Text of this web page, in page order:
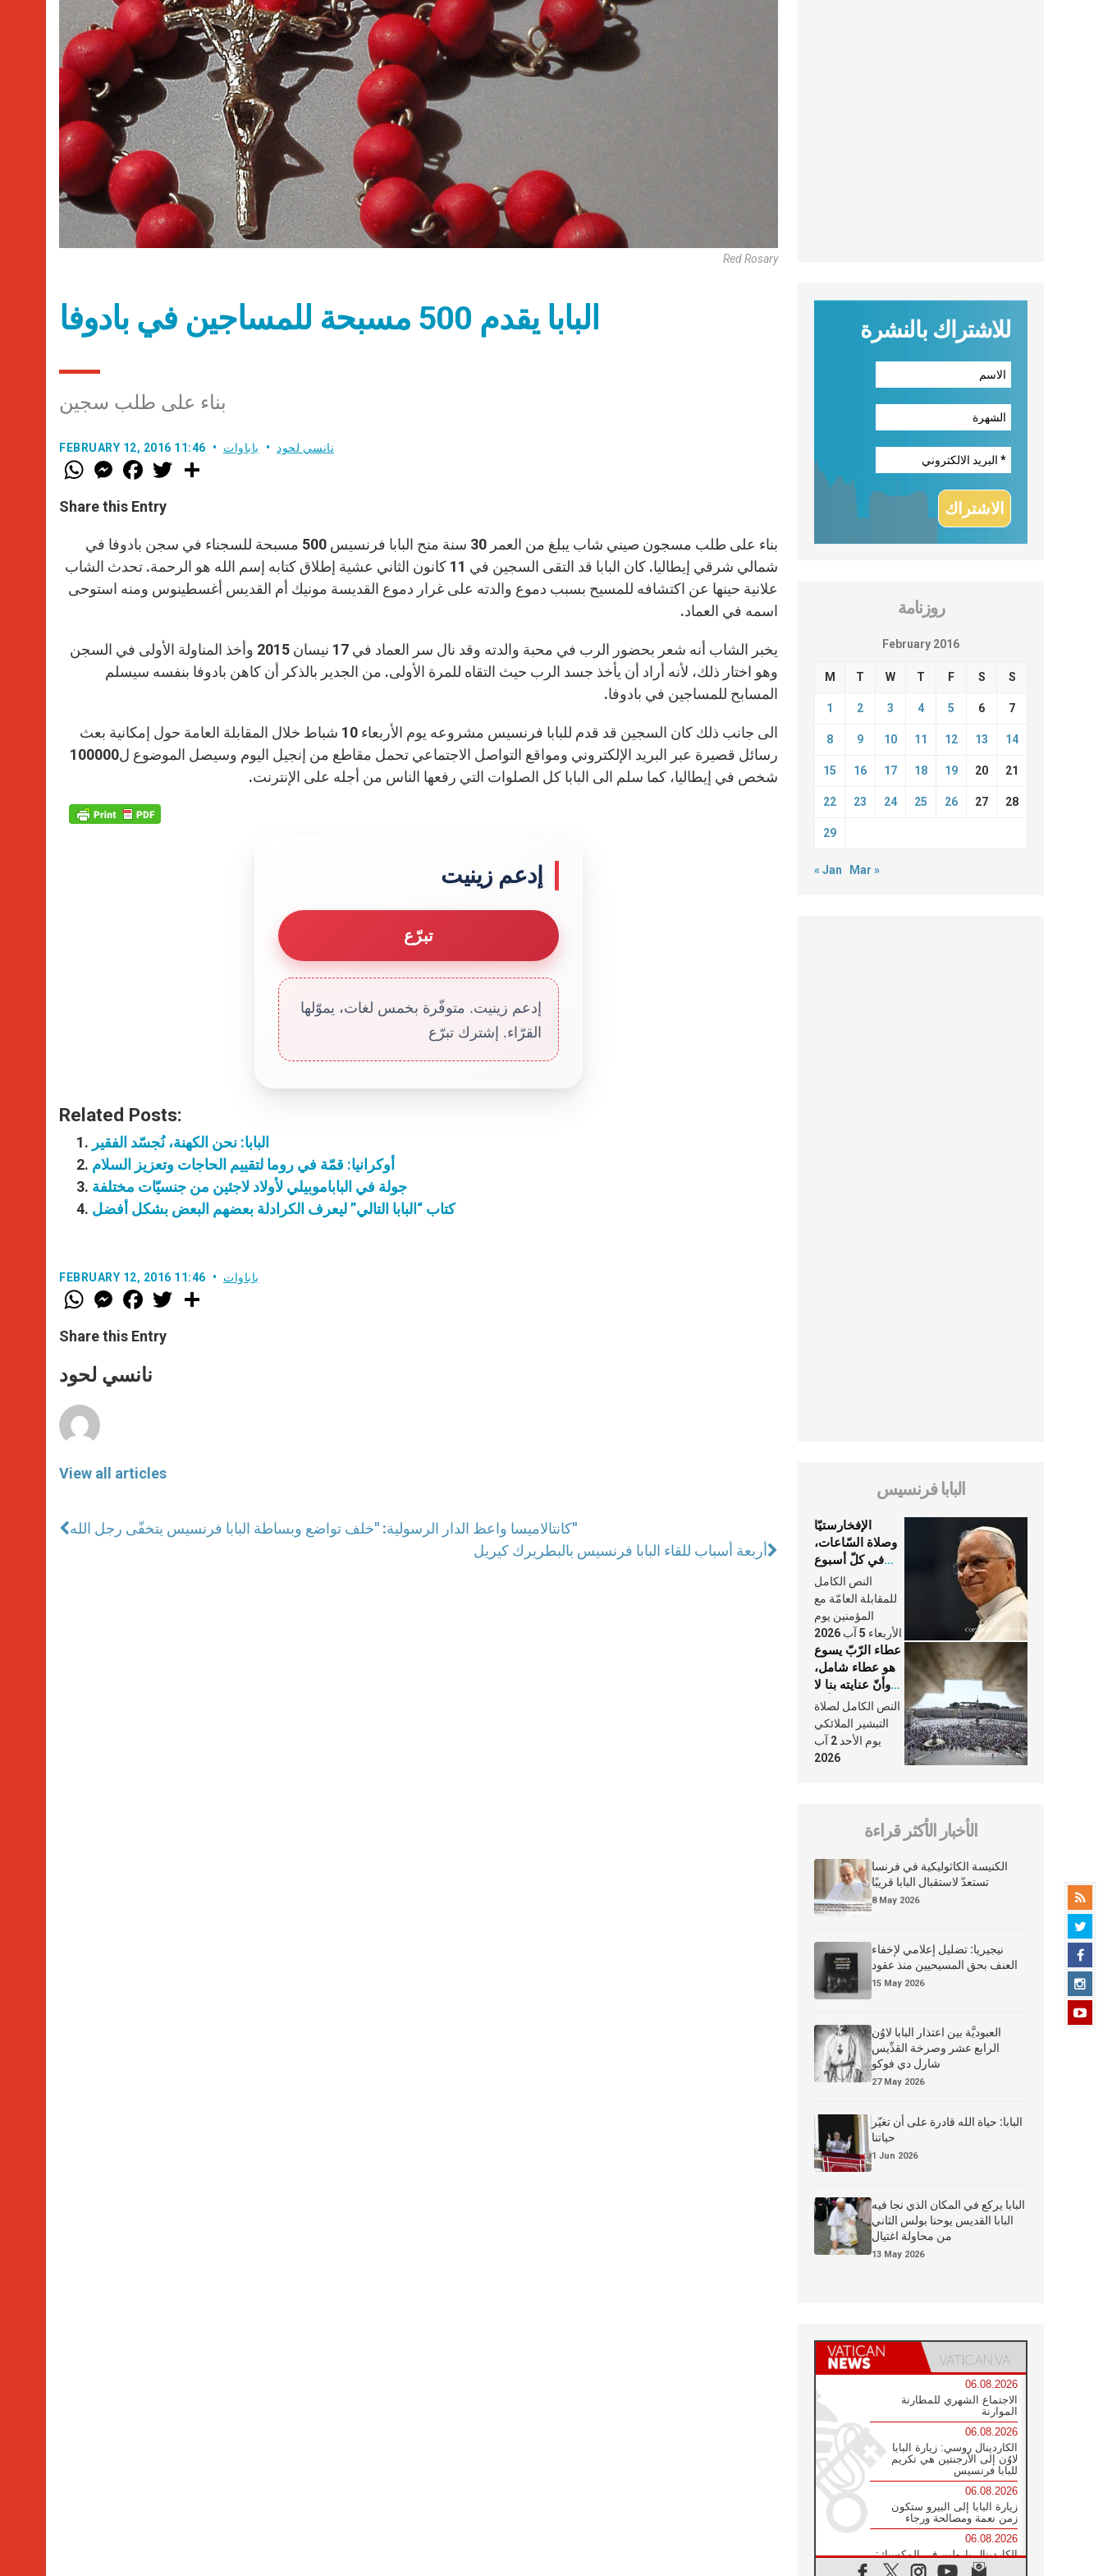
Red Rosary
البابا يقدم 500 مسبحة للمساجين في بادوفا
بناء على طلب سجين
FEBRUARY 12, 2016 11:46 نانسي لحود باباوات
W
h
t
s
p
p
M
e
s
e
g
e
r
F
a
e
b
o
k
w
r
Share this Entry
بناء على طلب مسجون صيني شاب يبلغ من العمر 30 سنة منح البابا فرنسيس 500 مسبحة للسجناء في سجن بادوفا في
شمالي شرقي إيطاليا. كان البابا قد التقى السجين في 11 كانون الثاني عشية إطلاق كتابه إسم الله هو الرحمة. تحدث الشاب
علانية حينها عن اكتشافه للمسيح بسبب دموع والدته على غرار دموع القديسة مونيك أم القديس أغسطينوس ومنه استوحى
اسمه في العماد.
يخبر الشاب أنه شعر بحضور الرب في محبة والدته وقد نال سر العماد في 17 نيسان 2015 وأخذ المناولة الأولى في السجن
وهو اختار ذلك، لأنه أراد أن يأخذ جسد الرب حيث التقاه للمرة الأولى. من الجدير بالذكر أن كاهن بادوفا بنفسه سيسلم
المسابح للمساجين في بادوفا.
الى جانب ذلك كان السجين قد قدم للبابا فرنسيس مشروعه يوم الأربعاء 10 شباط خلال المقابلة العامة حول إمكانية بعث
رسائل قصيرة عبر البريد الإلكتروني ومواقع التواصل الاجتماعي تحمل مقاطع من إنجيل اليوم وسيصل الموضوع ل100000
شخص في إيطاليا، كما سلم الى البابا كل الصلوات التي رفعها الناس من أجله على الإنترنت.
إدعم زينيت
تبرّع
إدعم زينيت. متوفّرة بخمس لغات، يموّلها
القرّاء. إشترك تبرّع
Related Posts:
البابا: نحن الكهنة، نُجسّد الفقير
أوكرانيا: قمّة في روما لتقييم الحاجات وتعزيز السلام
جولة في الباباموبيلي لأولاد لاجئين من جنسيّات مختلفة
كتاب “البابا التالي” ليعرف الكرادلة بعضهم البعض بشكل أفضل
FEBRUARY 12, 2016 11:46 باباوات
W
h
t
s
p
p
M
e
s
e
g
e
F
a
e
b
o
k
w
Share this Entry
نانسي لحود
View all articles
كانتالاميسا واعظ الدار الرسولية: "خلف تواضع وبساطة البابا فرنسيس يتخفّى رجل الله"
أربعة أسباب للقاء البابا فرنسيس بالبطريرك كيريل
للاشتراك بالنشرة
روزنامة
February 2016
M T W T F S S
1 2 3 4 5 6 7
8 9 10 11 12 13 14
15 16 17 18 19 20 21
22 23 24 25 26 27 28
29
« Jan Mar »
البابا فرنسيس
الإفخارستيّا
وصلاة السّاعات،
في كلّ أسبوع
وكلّ يوم، هما
النَّفَس في حياة
الكنيسة
النص الكامل
للمقابلة العامّة مع
المؤمنين يوم
الأربعاء 5 آب 2026
عطاء الرّبّ يسوع
هو عطاء شامل،
وأنّ عنايته بنا لا
تغيب عنّا أبدًا
النص الكامل لصلاة
التبشير الملائكي
يوم الأحد 2 آب
2026
الأخبار الأكثر قراءة
الكنيسة الكاثوليكية في فرنسا
تستعدّ لاستقبال البابا قريبًا
8 May 2026
نيجيريا: تضليل إعلامي لإخفاء
العنف بحق المسيحيين منذ عقود
15 May 2026
العبوديَّة بين اعتذار البابا لاوُن
الرابع عشر وصرخة القدِّيس
شارل دي فوكو
27 May 2026
البابا: حياة الله قادرة على أن تغيّر
حياتنا
1 Jun 2026
البابا يركع في المكان الذي نجا فيه
البابا القديس يوحنا بولس الثاني
من محاولة اغتيال
13 May 2026
06.08.2026
الاجتماع الشهري للمطارنة
الموارنة
06.08.2026
الكاردينال روسي: زيارة البابا
لاوُن إلى الأرجنتين هي تكريم
للبابا فرنسيس
06.08.2026
زيارة البابا إلى البيرو ستكون
زمن نعمة ومصالحة ورجاء
06.08.2026
الكاردينال بارولين في المكسيك:
علينا أن نكون حاضرين إلى جانب